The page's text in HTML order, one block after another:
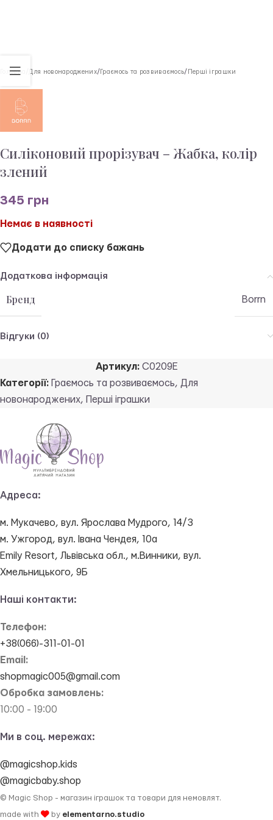
Головна Для новонароджених/ Граємось та розвиваємось/ Перші іграшки
Силіконовий прорізувач – Жабка, колір
злений
345 грн
Немає в наявності
Додати до списку бажань
Додаткова інформація
Бренд Borrn
Відгуки (0)
Артикул: C0209E
Категорії: Граємось та розвиваємось, Для
новонароджених, Перші іграшки
Адреса:
м. Мукачево, вул. Ярослава Мудрого, 14/3
м. Ужгород, вул. Івана Чендея, 10а
Emily Resort, Львівська обл., м.Винники, вул.
Хмельницького, 9Б
Наші контакти:
Телефон:
+38(066)-311-01-01
Email:
shopmagic005@gmail.com
Обробка замовлень:
10:00 - 19:00
Ми в соц. мережах:
@magicshop.kids
@magicbaby.shop
© Magic Shop - магазин іграшок та товари для немовлят.
made with by elementarno.studio